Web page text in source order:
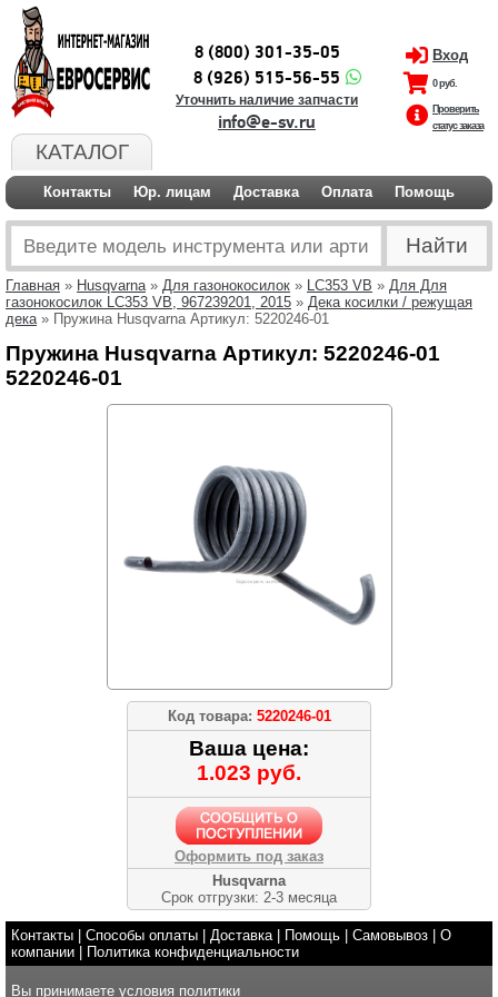
КАТАЛОГ
8 (800) 301-35-05
8 (926) 515-56-55
Уточнить наличие запчасти
info@e-sv.ru
Вход
0 руб.
Проверить
статус заказа
Контакты Юр. лицам Доставка Оплата Помощь
Главная » Husqvarna» Для газонокосилок » LC353 VB » Для Для
газонокосилок LC353 VB, 967239201, 2015 » Дека косилки / режущая
дека» Пружина Husqvarna Артикул: 5220246-01
Пружина Husqvarna Артикул: 5220246-01
5220246-01
Код товара: 5220246-01
Ваша цена:
1.023 руб.
Оформить под заказ
Husqvarna
Срок отгрузки: 2-3 месяца
Контакты Способы оплаты Доставка| Помощь Самовывоз
О
компании
Политика конфиденциальности
Вы принимаете условия политики